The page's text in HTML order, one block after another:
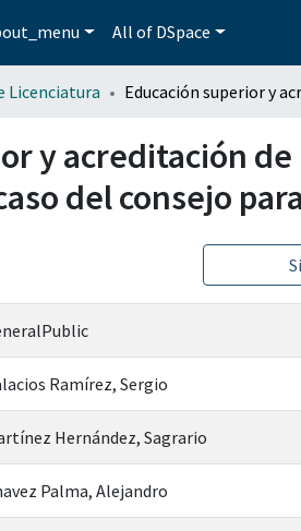
All of DSpace
Licenciatura
y acreditación
del consejo
Ramírez, Sergio
Hernández, Sagrario
Palma, Alejandro